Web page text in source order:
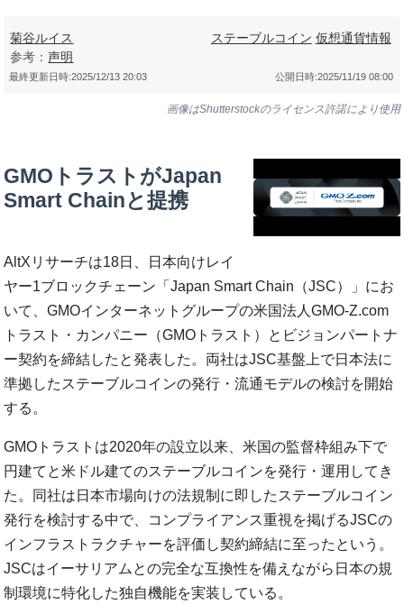
菊谷ルイス
参考：声明
ステーブルコイン 仮想通貨情報
公開日時:2025/11/19 08:00
最終更新日時:2025/12/13 20:03
画像はShutterstockのライセンス許諾により使用
GMOトラストがJapan
Smart Chainと提携
AltXリサーチは18日、日本向けレイ
ヤー1ブロックチェーン「Japan Smart Chain（JSC）」にお
いて、GMOインターネットグループの米国法人GMO-Z.com
トラスト・カンパニー（GMOトラスト）とビジョンパートナ
ー契約を締結したと発表した。両社はJSC基盤上で日本法に
準拠したステーブルコインの発行・流通モデルの検討を開始
する。
GMOトラストは2020年の設立以来、米国の監督枠組み下で
円建てと米ドル建てのステーブルコインを発行・運用してき
た。同社は日本市場向けの法規制に即したステーブルコイン
発行を検討する中で、コンプライアンス重視を掲げるJSCの
インフラストラクチャーを評価し契約締結に至ったという。
JSCはイーサリアムとの完全な互換性を備えながら日本の規
制環境に特化した独自機能を実装している。